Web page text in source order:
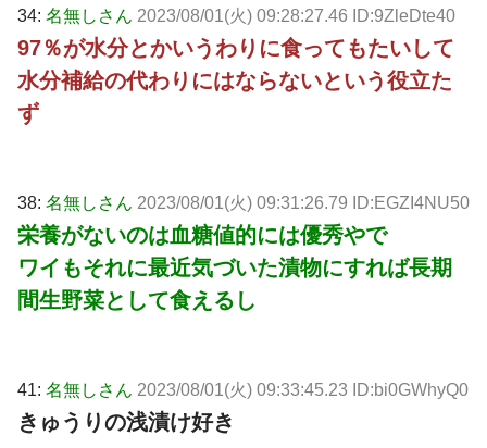
34: 名無しさん 2023/08/01(火) 09:28:27.46 ID:9ZleDte40
97％が水分とかいうわりに食ってもたいして
水分補給の代わりにはならないという役立た
ず
38: 名無しさん 2023/08/01(火) 09:31:26.79 ID:EGZI4NU50
栄養がないのは血糖値的には優秀やで
ワイもそれに最近気づいた漬物にすれば長期
間生野菜として食えるし
41: 名無しさん 2023/08/01(火) 09:33:45.23 ID:bi0GWhyQ0
きゅうりの浅漬け好き